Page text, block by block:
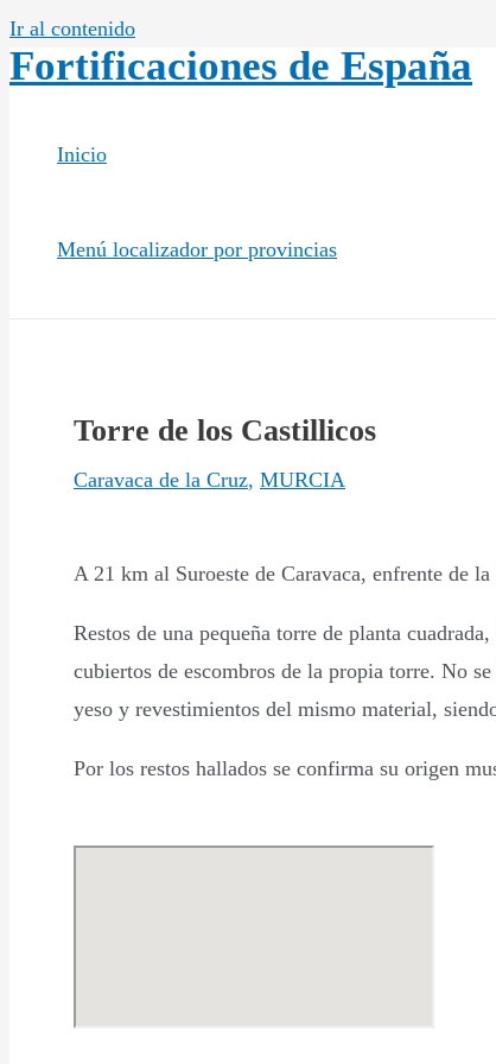
Ir al contenido
Fortificaciones de España
Inicio
Menú localizador por provincias
Torre de los Castillicos
Caravaca de la Cruz, MURCIA
A 21 km al Suroeste de Caravaca, enfrente de
Restos de una pequeña torre de planta
cubiertos de escombros de la propia torre. No
yeso y revestimientos del mismo material,
Por los restos hallados se confirma su origen